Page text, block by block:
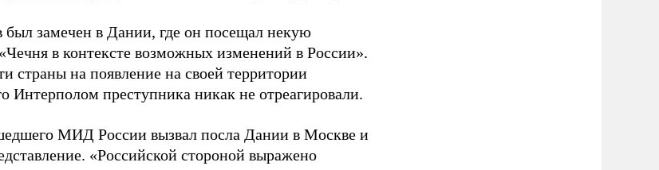
был замечен в Дании, где он посещал некую
в контексте возможных изменений в России».
страны на появление на своей территории
Интерполом преступника никак не отреагировали.
МИД России вызвал посла Дании в Москве и
«Российской стороной выражено